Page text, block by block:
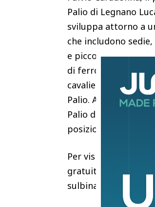
Palio di Legnano
sviluppa attorno a
che includono
e piccoli oggetti in
di ferro e nove
cavaliere, dama,
Palio. Alcuni
Palio di Legnano
posizionati nel
Per visitare
gratuita con
sulbinario-giusto-il-